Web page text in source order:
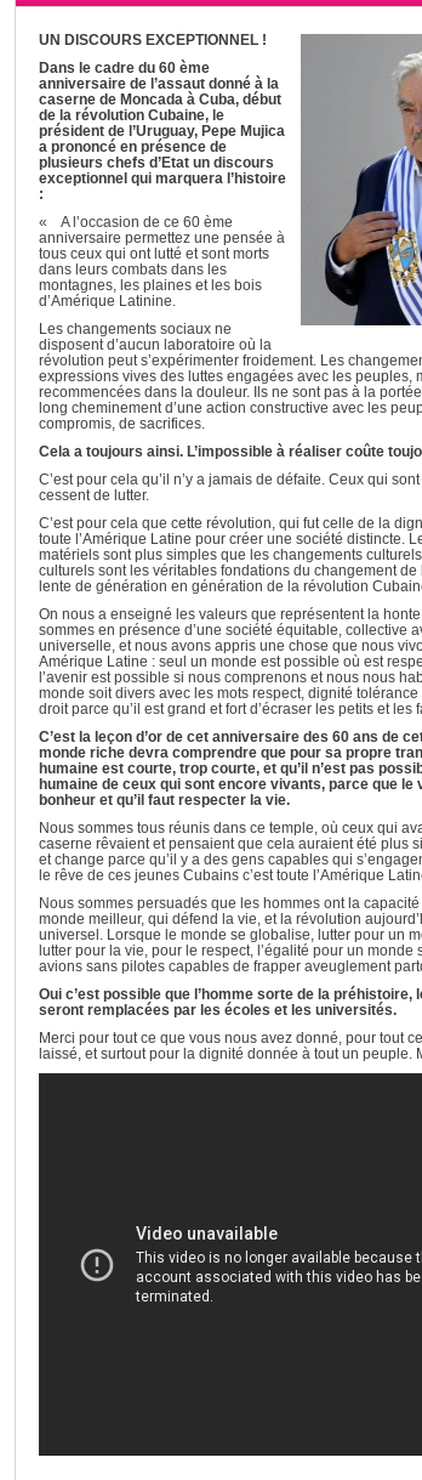
UN DISCOURS EXCEPTIONNEL !
Dans le cadre du 60 ème
anniversaire de l’assaut donné à la
caserne de Moncada à Cuba, début
de la révolution Cubaine, le
président de l’Uruguay, Pepe Mujica
a prononcé en présence de
plusieurs chefs d’Etat un discours
exceptionnel qui marquera l’histoire
:
« A l’occasion de ce 60 ème
anniversaire permettez une pensée à
tous ceux qui ont lutté et sont morts
dans leurs combats dans les
montagnes, les plaines et les bois
d’Amérique Latinine.
Les changements sociaux ne
disposent d’aucun laboratoire où la
révolution peut s’expérimenter froidement. Les
expressions vives des luttes engagées avec les peuples,
recommencées dans la douleur. Ils ne sont pas à la
long cheminement d’une action constructive avec les
compromis, de sacrifices.
Cela a toujours ainsi. L’impossible à réaliser coûte
C’est pour cela qu’il n’y a jamais de défaite. Ceux qui
cessent de lutter.
C’est pour cela que cette révolution, qui fut celle de la
toute l’Amérique Latine pour créer une société distincte.
matériels sont plus simples que les changements
culturels sont les véritables fondations du changement de
lente de génération en génération de la révolution
On nous a enseigné les valeurs que représentent la
sommes en présence d’une société équitable, collective
universelle, et nous avons appris une chose que nous
Amérique Latine : seul un monde est possible où est
l’avenir est possible si nous comprenons et nous nous
monde soit divers avec les mots respect, dignité tolérance
droit parce qu’il est grand et fort d’écraser les petits et les
C’est la leçon d’or de cet anniversaire des 60 ans de
monde riche devra comprendre que pour sa propre
humaine est courte, trop courte, et qu’il n’est pas
humaine de ceux qui sont encore vivants, parce que le
bonheur et qu’il faut respecter la vie.
Nous sommes tous réunis dans ce temple, où ceux qui
caserne rêvaient et pensaient que cela auraient été plus
et change parce qu’il y a des gens capables qui
le rêve de ces jeunes Cubains c’est toute l’Amérique
Nous sommes persuadés que les hommes ont la
monde meilleur, qui défend la vie, et la révolution
universel. Lorsque le monde se globalise, lutter pour un
lutter pour la vie, pour le respect, l’égalité pour un monde
avions sans pilotes capables de frapper aveuglement
Oui c’est possible que l’homme sorte de la préhistoire,
seront remplacées par les écoles et les universités.
Merci pour tout ce que vous nous avez donné, pour tout
laissé, et surtout pour la dignité donnée à tout un